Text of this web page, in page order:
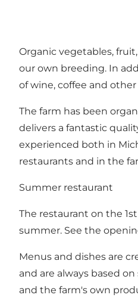
Organic vegetables,
our own breeding. In
of wine, coffee and other
The farm has been
delivers a fantastic
experienced both in
restaurants and in the
Summer restaurant
The restaurant on the
summer. See the
Menus and dishes are
and are always based
and the farm's own